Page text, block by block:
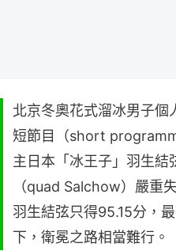
北京冬奧花式溜冰男子個
短節目（short
主日本「冰王子」羽生結
（quad Salchow）嚴重
羽生結弦只得95.15分，
下，衛冕之路相當難行。